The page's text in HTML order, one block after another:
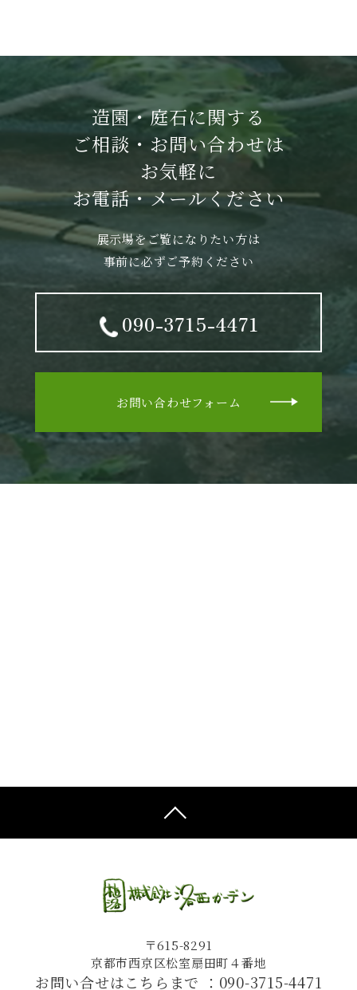
造園・庭石に関する
ご相談・お問い合わせは
お気軽に
お電話・メールください
展示場をご覧になりたい方は
事前に必ずご予約ください
090-3715-4471
お問い合わせフォーム
〒615-8291
京都市西京区松室扇田町４番地
お問い合せはこちらまで ： 090-3715-4471